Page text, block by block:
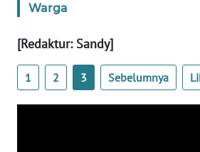
Warga
[Redaktur: Sandy]
1 2 3 Sebelumnya
WN
WN
PAPUA